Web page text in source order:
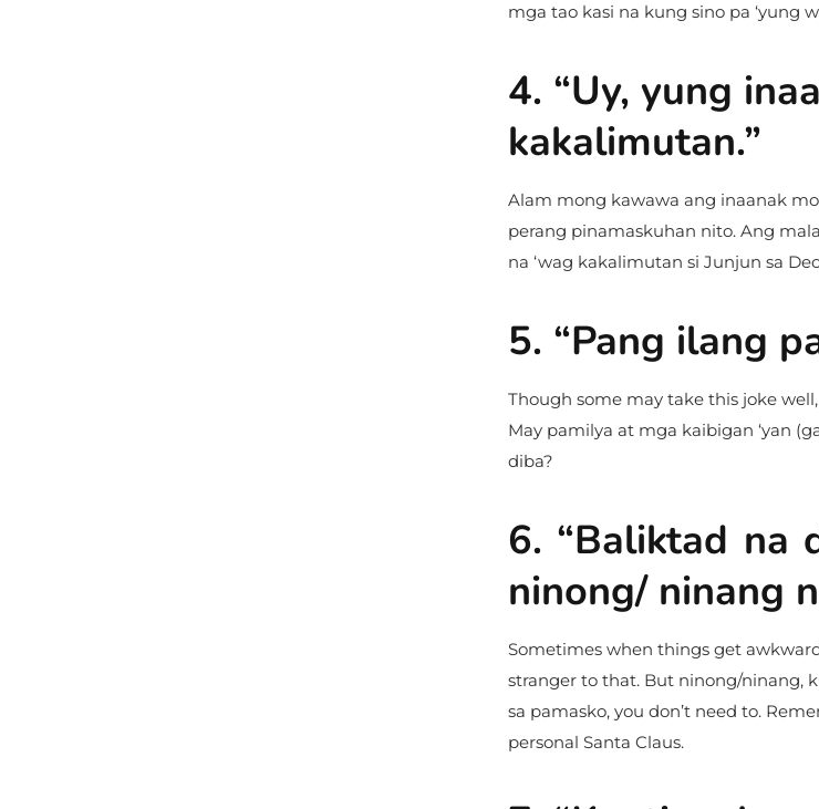
mga tao kasi na kung sino pa ‘yung
4. “Uy, yung
kakalimutan.”
Alam mong kawawa ang inaanak
perang pinamaskuhan nito. Ang
na ‘wag kakalimutan si Junjun sa
5. “Pang ilang
Though some may take this joke
May pamilya at mga kaibigan ‘yan
diba?
6. “Baliktad na
ninong/ ninang
Sometimes when things get
stranger to that. But ninong/ninang,
sa pamasko, you don’t need to.
personal Santa Claus.